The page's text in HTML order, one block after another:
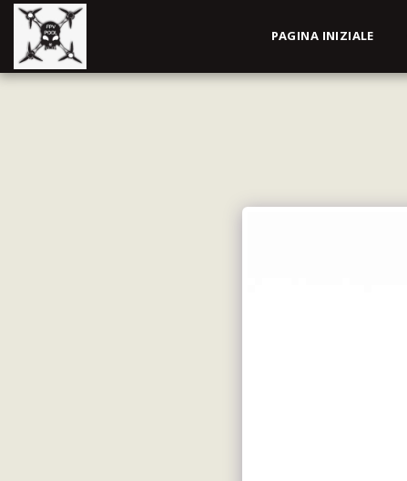
PAGINA INIZIALE